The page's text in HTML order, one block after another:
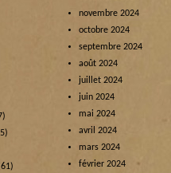
novembre 2024
octobre 2024
septembre 2024
août 2024
juillet 2024
juin 2024
mai 2024
avril 2024
mars 2024
février 2024